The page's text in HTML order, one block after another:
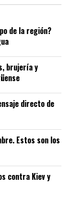
de la región?
brujería y
directo de
Estos son los
contra Kiev y